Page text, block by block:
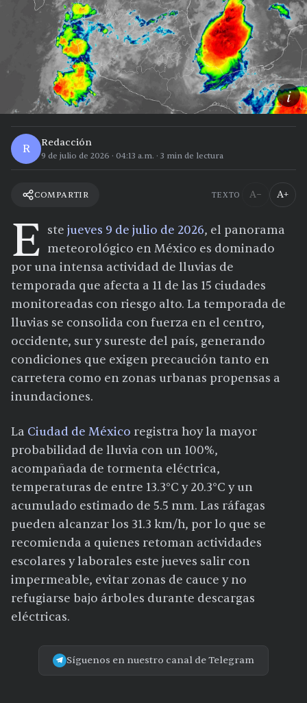
i
R Redacción
9 de julio de 2026 · 04:13 a.m. · 3 min de lectura
COMPARTIR TEXTO A− A+
E ste jueves 9 de julio de 2026, el panorama
meteorológico en México es dominado
por una intensa actividad de lluvias de
temporada que afecta a 11 de las 15 ciudades
monitoreadas con riesgo alto. La temporada de
lluvias se consolida con fuerza en el centro,
occidente, sur y sureste del país, generando
condiciones que exigen precaución tanto en
carretera como en zonas urbanas propensas a
inundaciones.
La Ciudad de México registra hoy la mayor
probabilidad de lluvia con un 100%,
acompañada de tormenta eléctrica,
temperaturas de entre 13.3°C y 20.3°C y un
acumulado estimado de 5.5 mm. Las ráfagas
pueden alcanzar los 31.3 km/h, por lo que se
recomienda a quienes retoman actividades
escolares y laborales este jueves salir con
impermeable, evitar zonas de cauce y no
refugiarse bajo árboles durante descargas
eléctricas.
Síguenos en nuestro canal de Telegram